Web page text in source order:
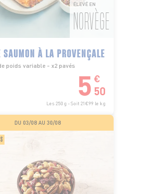
ÉLEVÉ EN
NORVÈGE
SAUMON À LA PROVENÇALE
poids variable - x2 pavés
5 €
50
Les 250 g - Soit 21€99 le kg
DU 03/08 AU 30/08